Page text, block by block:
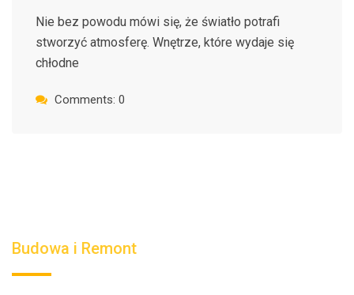
Nie bez powodu mówi się, że światło potrafi
stworzyć atmosferę. Wnętrze, które wydaje się
chłodne
Comments: 0
Budowa i Remont